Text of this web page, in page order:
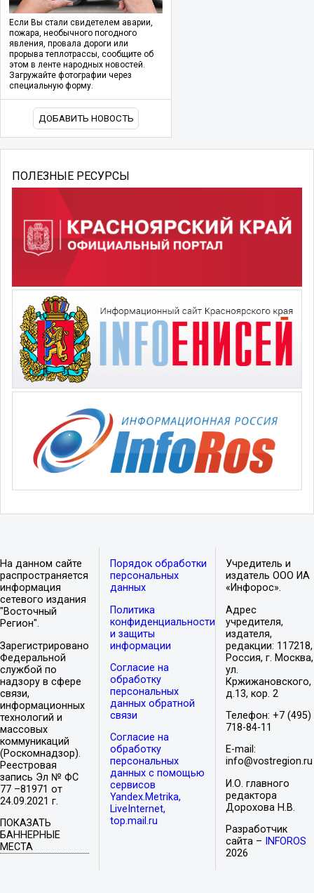
Если Вы стали свидетелем аварии,
пожара, необычного погодного
явления, провала дороги или
прорыва теплотрассы, сообщите об
этом в ленте народных новостей.
Загружайте фотографии через
специальную форму.
ДОБАВИТЬ НОВОСТЬ
ПОЛЕЗНЫЕ РЕСУРСЫ
На данном сайте
распространяется
информация
сетевого издания
"Восточный
Регион".
Зарегистрировано
Федеральной
службой по
надзору в сфере
связи,
информационных
технологий и
массовых
коммуникаций
(Роскомнадзор).
Реестровая
запись Эл № ФС
77 –81971 от
24.09.2021 г.
ПОКАЗАТЬ
БАННЕРНЫЕ
МЕСТА
Порядок обработки
персональных
данных
Политика
конфиденциальности
и защиты
информации
Согласие на
обработку
персональных
данных обратной
связи
Согласие на
обработку
персональных
данных с помощью
сервисов
Yandex.Metrika,
LiveInternet,
top.mail.ru
Учредитель и
издатель ООО ИА
«Инфорос».
Адрес
учредителя,
издателя,
редакции: 117218,
Россия, г. Москва,
ул.
Кржижановского,
д.13, кор. 2
Телефон: +7 (495)
718-84-11
E-mail:
info@vostregion.ru
И.О. главного
редактора
Дорохова Н.В.
Разработчик
сайта –
INFOROS
2026